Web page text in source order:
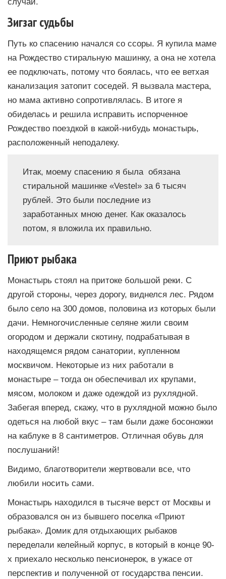
Зигзаг судьбы
Путь ко спасению начался со ссоры. Я купила маме
на Рождество стиральную машинку, а она не хотела
ее подключать, потому что боялась, что ее ветхая
канализация затопит соседей. Я вызвала мастера,
но мама активно сопротивлялась. В итоге я
обиделась и решила исправить испорченное
Рождество поездкой в какой-нибудь монастырь,
расположенный неподалеку.
Итак, моему спасению я была обязана
стиральной машинке «Vestel» за 6 тысяч
рублей. Это были последние из
заработанных мною денег. Как оказалось
потом, я вложила их правильно.
Приют рыбака
Монастырь стоял на притоке большой реки. С
другой стороны, через дорогу, виднелся лес. Рядом
было село на 300 домов, половина из которых были
дачи. Немногочисленные селяне жили своим
огородом и держали скотину, подрабатывая в
находящемся рядом санатории, купленном
москвичом. Некоторые из них работали в
монастыре – тогда он обеспечивал их крупами,
мясом, молоком и даже одеждой из рухлядной.
Забегая вперед, скажу, что в рухлядной можно было
одеться на любой вкус – там были даже босоножки
на каблуке в 8 сантиметров. Отличная обувь для
послушаний!
Видимо, благотворители жертвовали все, что
любили носить сами.
Монастырь находился в тысяче верст от Москвы и
образовался он из бывшего поселка «Приют
рыбака». Домик для отдыхающих рыбаков
переделали келейный корпус, в который в конце 90-
х приехало несколько пенсионерок, в ужасе от
перспектив и полученной от государства пенсии.